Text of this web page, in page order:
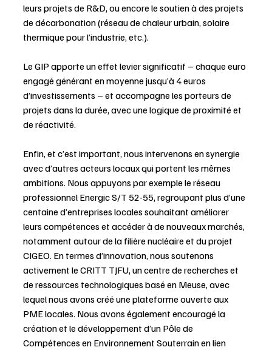
leurs projets de R&D, ou encore le soutien à des projets
de décarbonation (réseau de chaleur urbain, solaire
thermique pour l’industrie, etc.).
Le GIP apporte un effet levier significatif – chaque euro
engagé générant en moyenne jusqu’à 4 euros
d’investissements – et accompagne les porteurs de
projets dans la durée, avec une logique de proximité et
de réactivité.
Enfin, et c’est important, nous intervenons en synergie
avec d’autres acteurs locaux qui portent les mêmes
ambitions. Nous appuyons par exemple le réseau
professionnel Energic S/T 52-55, regroupant plus d’une
centaine d’entreprises locales souhaitant améliorer
leurs compétences et accéder à de nouveaux marchés,
notamment autour de la filière nucléaire et du projet
CIGEO. En termes d’innovation, nous soutenons
activement le CRITT TJFU, un centre de recherches et
de ressources technologiques basé en Meuse, avec
lequel nous avons créé une plateforme ouverte aux
PME locales. Nous avons également encouragé la
création et le développement d’un Pôle de
Compétences en Environnement Souterrain en lien